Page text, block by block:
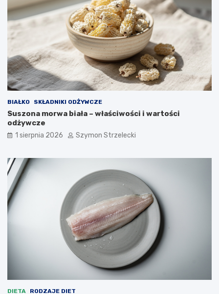
BIAŁKO SKŁADNIKI ODŻYWCZE
Suszona morwa biała – właściwości i wartości
odżywcze
1 sierpnia 2026 Szymon Strzelecki
DIETA RODZAJE DIET